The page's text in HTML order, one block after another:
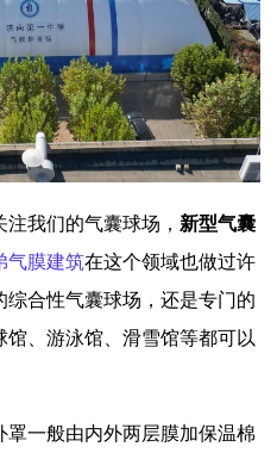
我们的气囊球场， 新型气囊
气膜建筑在这个领域也做过许
合性气囊球场，还是专门的
、游泳馆、滑雪馆等都可以
一般由内外两层膜加保温棉